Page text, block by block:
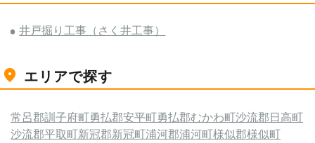
井戸掘り工事（さく井工事）
エリアで探す
常呂郡訓子府町勇払郡安平町勇払郡むかわ町沙流郡日高町
沙流郡平取町新冠郡新冠町浦河郡浦河町様似郡様似町